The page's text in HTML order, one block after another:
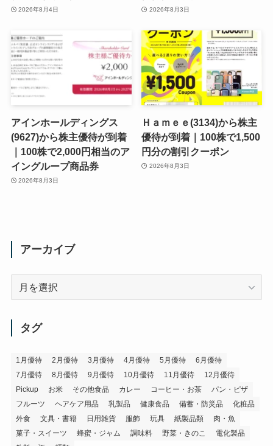
2026年8月4日 2026年8月3日
アインホールディングス
(9627)から株主優待が到着
｜100株で2,000円相当のア
イングループ商品券
2026年8月3日
Ｈａｍｅｅ(3134)から株主
優待が到着｜100株で1,500
円分の割引クーポン
2026年8月3日
アーカイブ
タグ
1月優待 2月優待 3月優待 4月優待 5月優待
6月優待
7月優待
8月優待 9月優待 10月優待 11月優待
12月優待
Pickup
お米 その他食品 カレー コーヒー・お茶
パン・ピザ
フルーツ
ヘアケア用品 乳製品 健康食品 備蓄・防災品
化粧品
外食
文具・書籍 日用雑貨 服飾 玩具 紙製品類
肉・魚
菓子・スイーツ
蜂蜜・ジャム 調味料 野菜・きのこ
電化製品